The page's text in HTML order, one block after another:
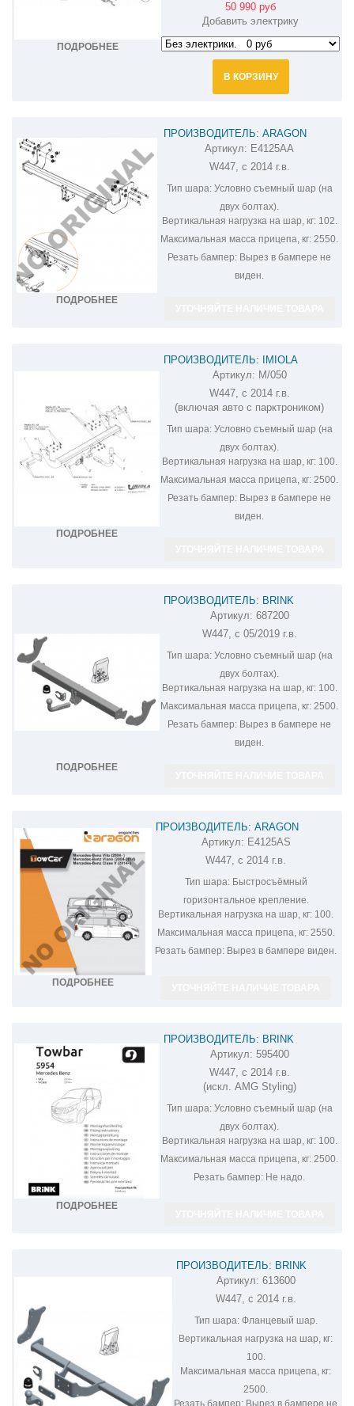
ПОДРОБНЕЕ
50 990 руб
Добавить электрику
В КОРЗИНУ
ПОДРОБНЕЕ
ПРОИЗВОДИТЕЛЬ: ARAGON
ФАРКОП НА MERCEDES VITO
E4125AA
Артикул: E4125AA
W447, с 2014 г.в.
Тип шара:Условно съемный шар (на
двух болтах).
Вертикальная нагрузка на шар, кг:102.
Максимальная масса прицепа, кг: 2550.
Резать бампер: Вырез в бампере не
виден.
ПОДРОБНЕЕ
ПРОИЗВОДИТЕЛЬ: IMIOLA
ФАРКОП НА MERCEDES VITO M/050
Артикул: M/050
W447, c 2014 г.в.
(включая авто с парктроником)
Тип шара:Условно съемный шар (на
двух болтах).
Вертикальная нагрузка на шар, кг:100.
Максимальная масса прицепа, кг: 2500.
Резать бампер: Вырез в бампере не
виден.
ПОДРОБНЕЕ
ПРОИЗВОДИТЕЛЬ: BRINK
ФАРКОП НА MERCEDES VITO 687200
Артикул: 687200
W447, с 05/2019 г.в.
Тип шара:Условно съемный шар (на
двух болтах).
Вертикальная нагрузка на шар, кг:100.
Максимальная масса прицепа, кг: 2500.
Резать бампер: Вырез в бампере не
виден.
ПОДРОБНЕЕ
ПРОИЗВОДИТЕЛЬ: ARAGON
ФАРКОП НА MERCEDES VITO E4125AS
Артикул: E4125AS
W447, с 2014 г.в.
Тип шара:Быстросъёмный
горизонтальное крепление.
Вертикальная нагрузка на шар, кг: 100.
Максимальная масса прицепа, кг:2550.
Резать бампер: Вырез в бампере виден.
ПОДРОБНЕЕ
ПРОИЗВОДИТЕЛЬ: BRINK
ФАРКОП НА MERCEDES VITO-CLASS
595400
Артикул: 595400
W447, с 2014 г.в.
(искл. AMG Styling)
Тип шара:Условно съемный шар (на
двух болтах).
Вертикальная нагрузка на шар, кг:100.
Максимальная масса прицепа, кг: 2500.
Резать бампер: Не надо.
ПРОИЗВОДИТЕЛЬ: BRINK
ФАРКОП НА MERCEDES VITO
613600
Артикул: 613600
W447, с 2014 г.в.
Тип шара:Фланцевый шар.
Вертикальная нагрузка на шар, кг:
100.
Максимальная масса прицепа, кг:
2500.
Резать бампер: Вырез в бампере не